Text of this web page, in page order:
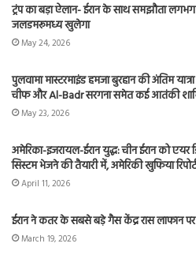
ट्रंप का बड़ा ऐलान- ईरान के साथ समझौता
जलडमरूमध्य खुलेगा
May 24, 2026
पुलवामा मास्टरमाइंड हमजा बुरहान की अंतिम
चीफ और Al-Badr सरगना समेत कई आतंकी
May 23, 2026
अमेरिका-इजरायल-ईरान युद्ध: चीन ईरान को एयर
सिस्टम भेजने की तैयारी में, अमेरिकी खुफिया
April 11, 2026
ईरान ने कतर के सबसे बड़े गैस केंद्र रास लाफान
March 19, 2026